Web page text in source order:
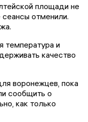
площади не
отменили.
температура и
качество
воронежцев, пока
сообщить о
как только